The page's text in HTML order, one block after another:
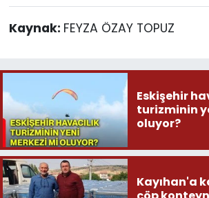
Kaynak: FEYZA ÖZAY TOPUZ
Eskişehir
turizminin
oluyor?
Kayıhan'a